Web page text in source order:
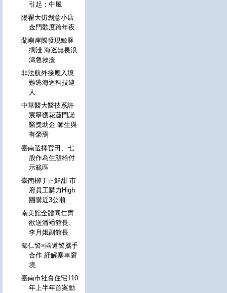
引起：中風
陽翟大街創意小店
金門歡度跨年夜
蘭嶼岸際發現鯨豚
擱淺 海巡無畏浪
濤急救援
非法航外接應入境
難逃海巡科技逮
人
中華醫大醫技系許
宸寧獲花蓮門諾
醫獎助金 師生與
有榮焉
臺南選擇官田、七
股作為生態給付
示範區
臺南柳丁正鮮甜 市
府員工購力High
團購近3公噸
南美館全體同仁齊
歡送潘襎館長、
李月娥副館長
歸仁警×國道警攜手
合作 紓解塞車窘
境
臺南市社會住宅110
年上半年首案動